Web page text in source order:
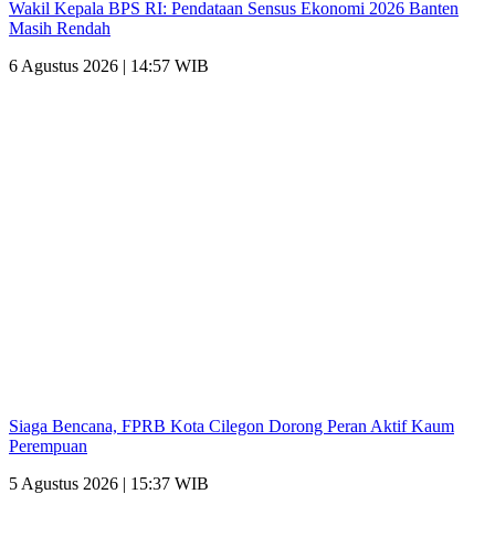
Wakil Kepala BPS RI: Pendataan Sensus Ekonomi 2026 Banten
Masih Rendah
6 Agustus 2026 | 14:57 WIB
Siaga Bencana, FPRB Kota Cilegon Dorong Peran Aktif Kaum
Perempuan
5 Agustus 2026 | 15:37 WIB